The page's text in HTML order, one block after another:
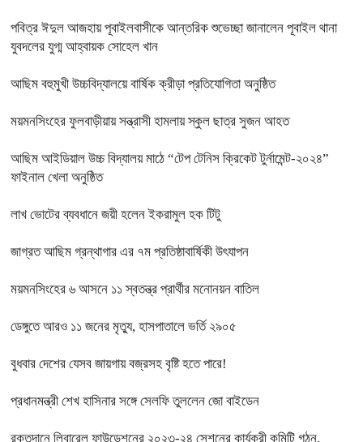
পবিত্র ঈদুল আজহায় পূবাইলবাসীকে আন্তরিক শুভেচ্ছা জানালেন পূবাইল থানা
যুবদলের যুগ্ম আহ্বায়ক সোহেল খান
আছিম বহুমুখী উচ্চবিদ্যালয়ে বার্ষিক ক্রীড়া প্রতিযোগিতা অনুষ্ঠিত
ময়মনসিংহের ফুলবাড়ীয়ায় সন্ত্রাসী হামলায় স্কুল ছাত্র সুজন আহত
আছিম আইডিয়াল উচ্চ বিদ্যালয় মাঠে “টেপ টেনিস ক্রিকেট টুর্নামেন্ট-২০২৪”
ফাইনাল খেলা অনুষ্ঠিত
লাখ ভোটের ব্যবধানে জয়ী হলেন ইকরামুল হক টিটু
জাগ্রত আছিম গ্রন্থাগার এর ৭ম প্রতিষ্ঠাবার্ষিকী উৎযাপন
ময়মনসিংহের ৬ আসনে ১১ স্বতন্ত্র প্রার্থীর মনোনয়ন বাতিল
ডেঙ্গুতে আরও ১১ জনের মৃত্যু, হাসপাতালে ভর্তি ২৯০৫
বুধবার দেশের যেসব জায়গায় বজ্রসহ বৃষ্টি হতে পারে!
প্রধানমন্ত্রী শেখ হাসিনার সঙ্গে সেলফি তুললেন জো বাইডেন
রক্তদানে লিবারেল ফাউন্ডেশনের ২০২৩-২৪ সেশনের কার্যকরী কমিটি গঠন,